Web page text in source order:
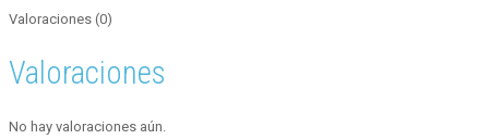
Valoraciones (0)
Valoraciones
No hay valoraciones aún.